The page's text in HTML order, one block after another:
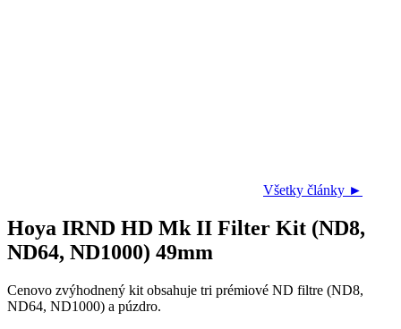
Všetky články ►
Hoya IRND HD Mk II Filter Kit (ND8,
ND64, ND1000) 49mm
Cenovo zvýhodnený kit obsahuje tri prémiové ND filtre (ND8,
ND64, ND1000) a púzdro.